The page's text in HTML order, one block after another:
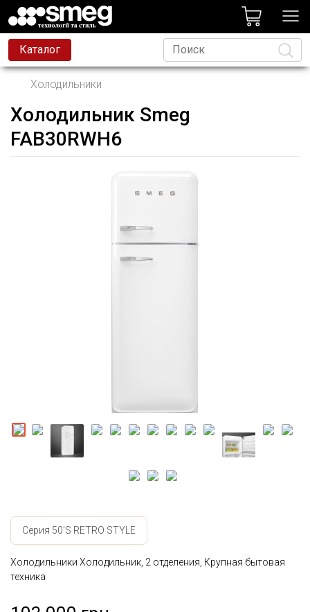
Каталог
Холодильники
Холодильник Smeg
FAB30RWH6
Серия 50'S RETRO STYLE
Холодильники Холодильник, 2 отделения, Крупная бытовая
техника